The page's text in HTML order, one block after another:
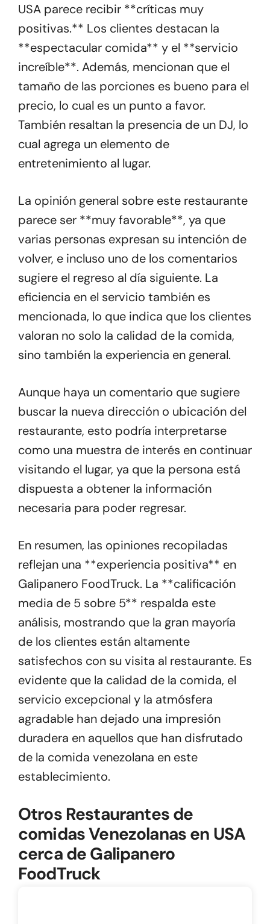
USA parece recibir **críticas muy
positivas.** Los clientes destacan la
**espectacular comida** y el **servicio
increíble**. Además, mencionan que el
tamaño de las porciones es bueno para el
precio, lo cual es un punto a favor.
También resaltan la presencia de un DJ, lo
cual agrega un elemento de
entretenimiento al lugar.
La opinión general sobre este restaurante
parece ser **muy favorable**, ya que
varias personas expresan su intención de
volver, e incluso uno de los comentarios
sugiere el regreso al día siguiente. La
eficiencia en el servicio también es
mencionada, lo que indica que los clientes
valoran no solo la calidad de la comida,
sino también la experiencia en general.
Aunque haya un comentario que sugiere
buscar la nueva dirección o ubicación del
restaurante, esto podría interpretarse
como una muestra de interés en continuar
visitando el lugar, ya que la persona está
dispuesta a obtener la información
necesaria para poder regresar.
En resumen, las opiniones recopiladas
reflejan una **experiencia positiva** en
Galipanero FoodTruck. La **calificación
media de 5 sobre 5** respalda este
análisis, mostrando que la gran mayoría
de los clientes están altamente
satisfechos con su visita al restaurante. Es
evidente que la calidad de la comida, el
servicio excepcional y la atmósfera
agradable han dejado una impresión
duradera en aquellos que han disfrutado
de la comida venezolana en este
establecimiento.
Otros Restaurantes de
comidas Venezolanas en USA
cerca de Galipanero
FoodTruck